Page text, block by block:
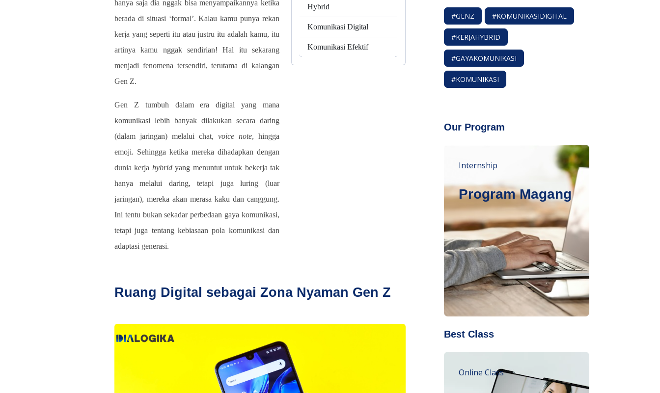
hanya saja dia nggak bisa menyampaikannya ketika
berada di situasi ‘formal’. Kalau kamu punya rekan
kerja yang seperti itu atau justru itu adalah kamu, itu
artinya kamu nggak sendirian! Hal itu sekarang
menjadi fenomena tersendiri, terutama di kalangan
Gen Z.
Gen Z tumbuh dalam era digital yang mana
komunikasi lebih banyak dilakukan secara daring
(dalam jaringan) melalui chat, voice note, hingga
emoji. Sehingga ketika mereka dihadapkan dengan
dunia kerja hybridyang menuntut untuk bekerja tak
hanya melalui daring, tetapi juga luring (luar
jaringan), mereka akan merasa kaku dan canggung.
Ini tentu bukan sekadar perbedaan gaya komunikasi,
tetapi juga tentang kebiasaan pola komunikasi dan
adaptasi generasi.
Hybrid
Komunikasi Digital
Komunikasi Efektif
Ruang Digital sebagai Zona Nyaman Gen Z
#GENZ #KOMUNIKASIDIGITAL
#KERJAHYBRID
#GAYAKOMUNIKASI
#KOMUNIKASI
Our Program
Internship
Program Magang
Best Class
Online Class